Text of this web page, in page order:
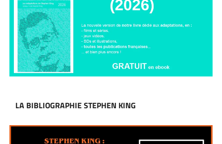
LA BIBLIOGRAPHIE STEPHEN KING